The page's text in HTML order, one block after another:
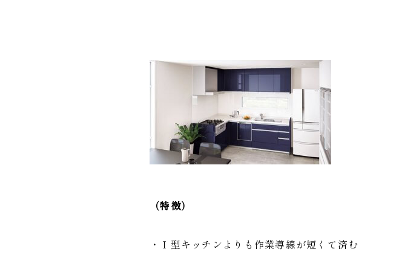
（特徴）
・Ｉ型キッチンよりも作業導線が短くて済む